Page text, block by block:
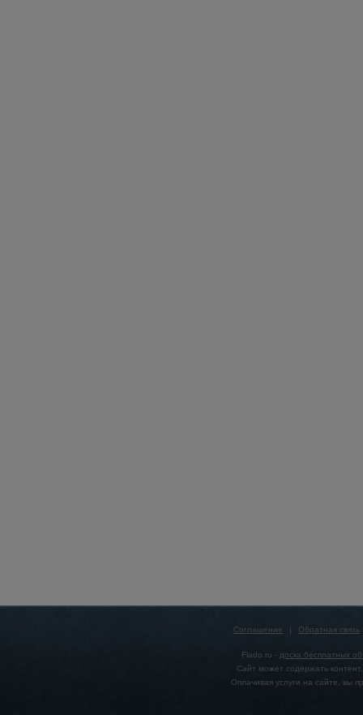
Соглашение | Обратная связь
Flado.ru - доска бесплатных
Сайт может содержать
Оплачивая услуги на сайте, вы